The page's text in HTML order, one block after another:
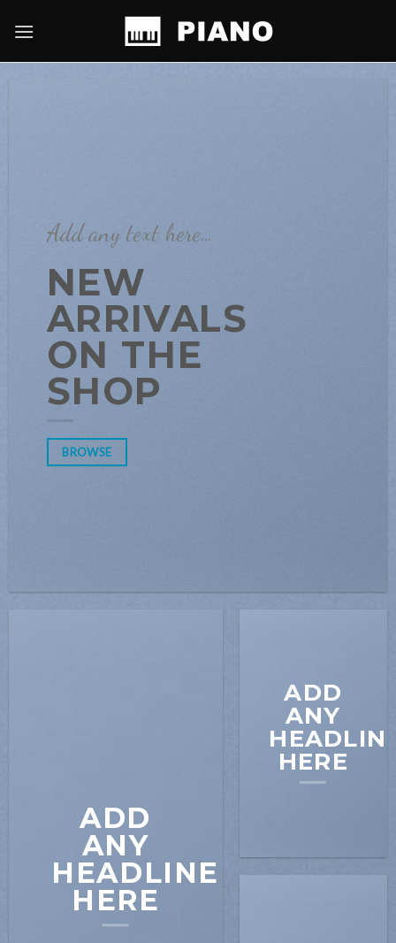
Add any text here…
NEW
ARRIVALS
ON THE
SHOP
BROWSE
ADD
ANY
HEADLINE
HERE
ADD
ANY
HERE